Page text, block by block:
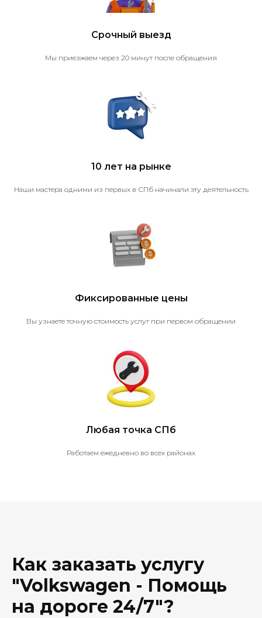
Срочный выезд
Мы приезжаем через 20 минут после обращения
10 лет на рынке
Наши мастера одними из первых в СПб начинали эту деятельность
Фиксированные цены
Вы узнаете точную стоимость услуг при первом обращении
Любая точка СПб
Работаем ежедневно во всех районах
Как заказать услугу
"Volkswagen - Помощь
на дороге 24/7"?